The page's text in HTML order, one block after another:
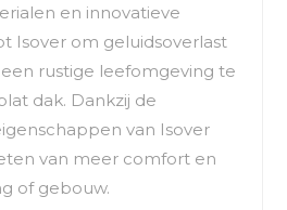
en innovatieve
Isover om geluidsoverlast
rustige leefomgeving te
dak. Dankzij de
van Isover
van meer comfort en
of gebouw.